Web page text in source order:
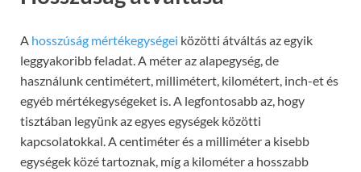
A hosszúság mértékegységei közötti átváltás az egyik
leggyakoribb feladat. A méter az alapegység, de
használunk centimétert, millimétert, kilométert, inch-et és
egyéb mértékegységeket is. A legfontosabb az, hogy
tisztában legyünk az egyes egységek közötti
kapcsolatokkal. A centiméter és a milliméter a kisebb
egységek közé tartoznak, míg a kilométer a hosszabb